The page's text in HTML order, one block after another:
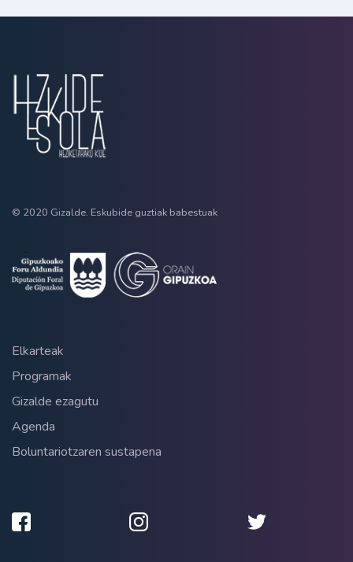
© 2020 Gizalde. Eskubide guztiak babestuak
Elkarteak
Programak
Gizalde ezagutu
Agenda
Boluntariotzaren sustapena